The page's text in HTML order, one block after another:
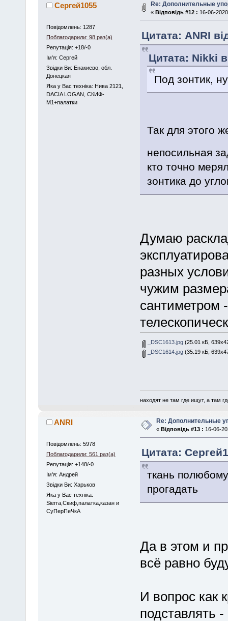
Сергей1055
Повідомлень: 1287
Поблагодарили: 98 раз(а)
Репутація: +18/-0
Iм'я: Сергей
Звідки Ви: Енакиево, обл.
Донецкая
Яка у Вас техніка: Нива 2121,
DACIA LOGAN, СКИФ-
М1+палатки
Re: Дополнительные
« Відповідь #12 : 16-06-
Цитата: ANRI
Цитата: Nikki
Под зонтик,
Так для этого
непосильная
кто точно
зонтика до
Думаю
разных
чужим
сантиметром
_DSC1613.jpg(25.01 кБ,
_DSC1614.jpg(35.19 кБ,
находят не там где ищут, а там
ANRI
Повідомлень: 5978
Поблагодарили: 561 раз(а)
Репутація: +148/-0
Iм'я: Андрей
Звідки Ви: Харьков
Яка у Вас техніка:
Sierra,Скиф,палатка,казан и
СуПерПеЧкА
Re: Дополнительные
« Відповідь #13 : 16-06-
Цитата:
ткань
прогадать
Да в этом и
всё равно
И вопрос как
подставлять